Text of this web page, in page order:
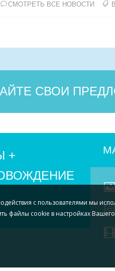
СМОТРЕТЬ ВСЕ НОВОСТИ
СВОИ
+
с пользователями мы
файлы cookie в настройках